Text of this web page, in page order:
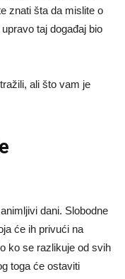
znati šta da mislite o
taj događaj bio
ali što vam je
dani. Slobodne
će ih privući na
ko se razlikuje od svih
toga će ostaviti